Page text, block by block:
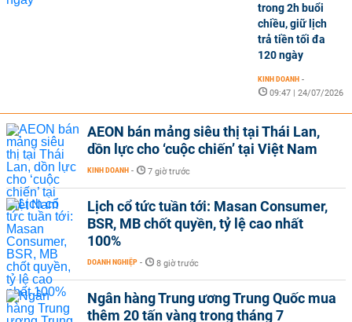
trong 2h buổi
chiều, giữ lịch
trả tiền tối đa
120 ngày
KINH DOANH -
09:47 | 24/07/2026
AEON bán mảng siêu thị tại Thái Lan,
dồn lực cho ‘cuộc chiến’ tại Việt Nam
KINH DOANH - 7 giờ trước
Lịch cổ tức tuần tới: Masan Consumer,
BSR, MB chốt quyền, tỷ lệ cao nhất
100%
DOANH NGHIỆP - 8 giờ trước
Ngân hàng Trung ương Trung Quốc mua
thêm 20 tấn vàng trong tháng 7